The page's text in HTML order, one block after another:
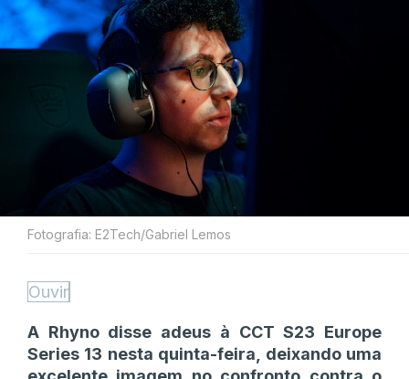
Fotografia: E2Tech/Gabriel Lemos
Ouvir
A Rhyno disse adeus à CCT S23 Europe
Series 13 nesta quinta-feira, deixando uma